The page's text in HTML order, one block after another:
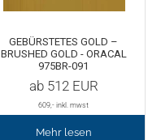
GEBÜRSTETES GOLD –
BRUSHED GOLD - ORACAL
975BR-091
ab 512 EUR
609 ,- inkl. mwst
Mehr lesen